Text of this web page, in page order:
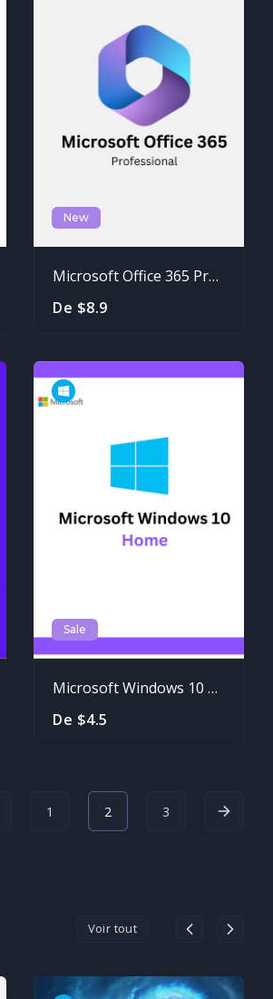
New
Microsoft Office 365 Professional
De $8.9
Sale
Microsoft Windows 10 Home
De $4.5
1 2 3
Voir tout